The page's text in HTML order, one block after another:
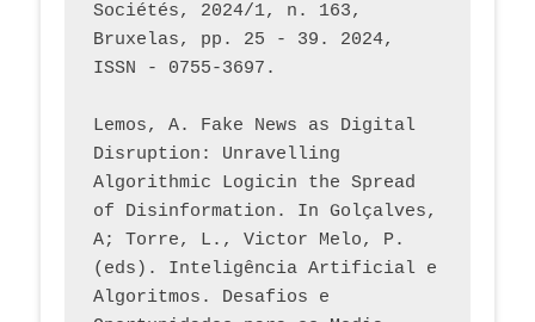
Sociétés, 2024/1, n. 163,
Bruxelas, pp. 25 - 39. 2024,
ISSN - 0755-3697.
Lemos, A. Fake News as Digital
Disruption: Unravelling
Algorithmic Logicin the Spread
of Disinformation. In Golçalves,
A; Torre, L., Victor Melo, P.
(eds). Inteligência Artificial e
Algoritmos. Desafios e